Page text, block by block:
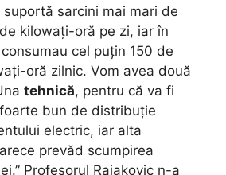
suportă sarcini mai mari de
kilowați-oră pe zi, iar în
cel puțin 150 de
oră zilnic. Vom avea două
tehnică, pentru că va fi
bun de distribuție
electric, iar alta
prevăd scumpirea
Profesorul Rajakovic n-a